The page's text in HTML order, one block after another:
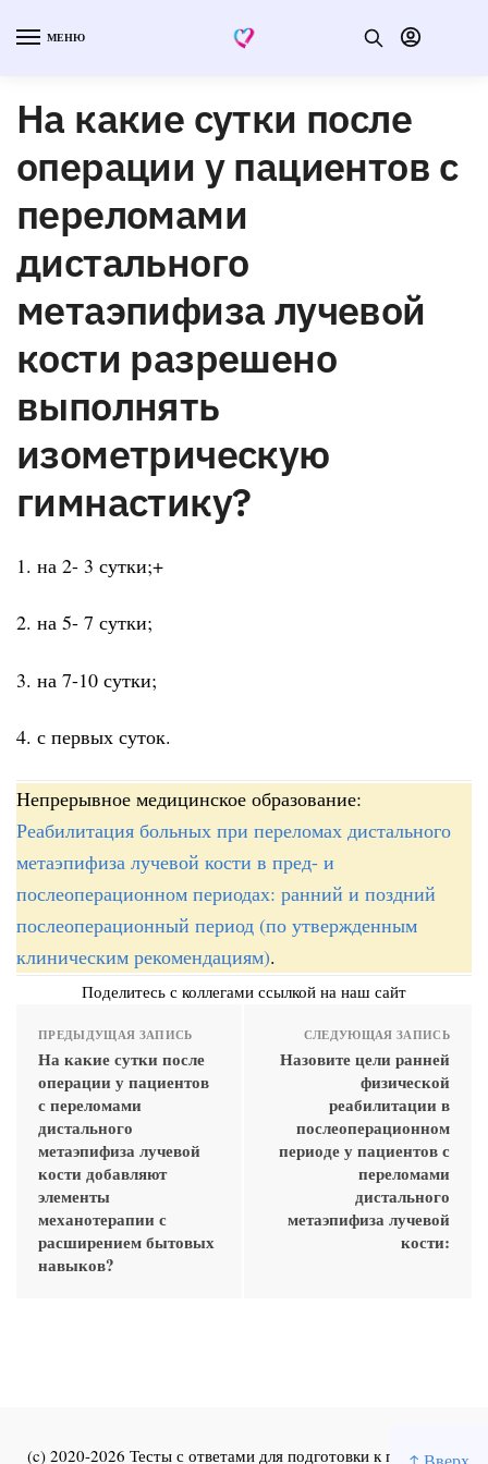
МЕНЮ
На какие сутки после
операции у пациентов с
переломами
дистального
метаэпифиза лучевой
кости разрешено
выполнять
изометрическую
гимнастику?
1. на 2- 3 сутки;+
2. на 5- 7 сутки;
3. на 7-10 сутки;
4. с первых суток.
Непрерывное медицинское образование:
Реабилитация больных при переломах дистального
метаэпифиза лучевой кости в пред- и
послеоперационном периодах: ранний и поздний
послеоперационный период (по утвержденным
клиническим рекомендациям).
Поделитесь с коллегами ссылкой на наш сайт
ПРЕДЫДУЩАЯ ЗАПИСЬ
На какие сутки после
операции у пациентов
с переломами
дистального
метаэпифиза лучевой
кости добавляют
элементы
механотерапии с
расширением бытовых
навыков?
СЛЕДУЮЩАЯ ЗАПИСЬ
Назовите цели ранней
физической
реабилитации в
послеоперационном
периоде у пациентов с
переломами
дистального
метаэпифиза лучевой
кости:
(c) 2020-2026 Тесты с ответами для подготовки к первичной